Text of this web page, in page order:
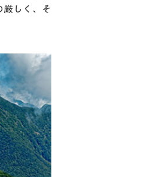
しく、そ